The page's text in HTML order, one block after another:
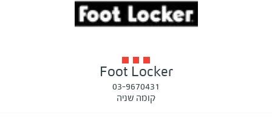
Foot Locker
03-9670431
קומה שניה